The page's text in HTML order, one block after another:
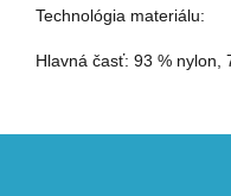
Technológia materiálu:
Hlavná časť: 93 % nylon,